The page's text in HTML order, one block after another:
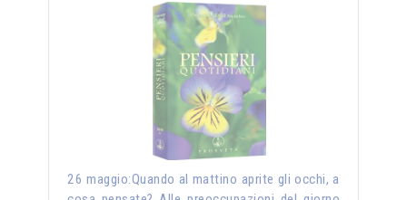
26 maggio:Quando al mattino aprite gli occhi, a